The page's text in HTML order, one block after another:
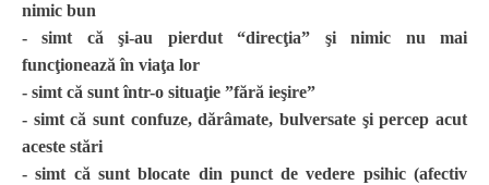
nimic bun
- simt că şi-au pierdut “direcţia” şi nimic nu mai
funcţionează în viaţa lor
- simt că sunt într-o situaţie ”fără ieşire”
- simt că sunt confuze, dărâmate, bulversate şi percep acut
aceste stări
- simt că sunt blocate din punct de vedere psihic (afectiv